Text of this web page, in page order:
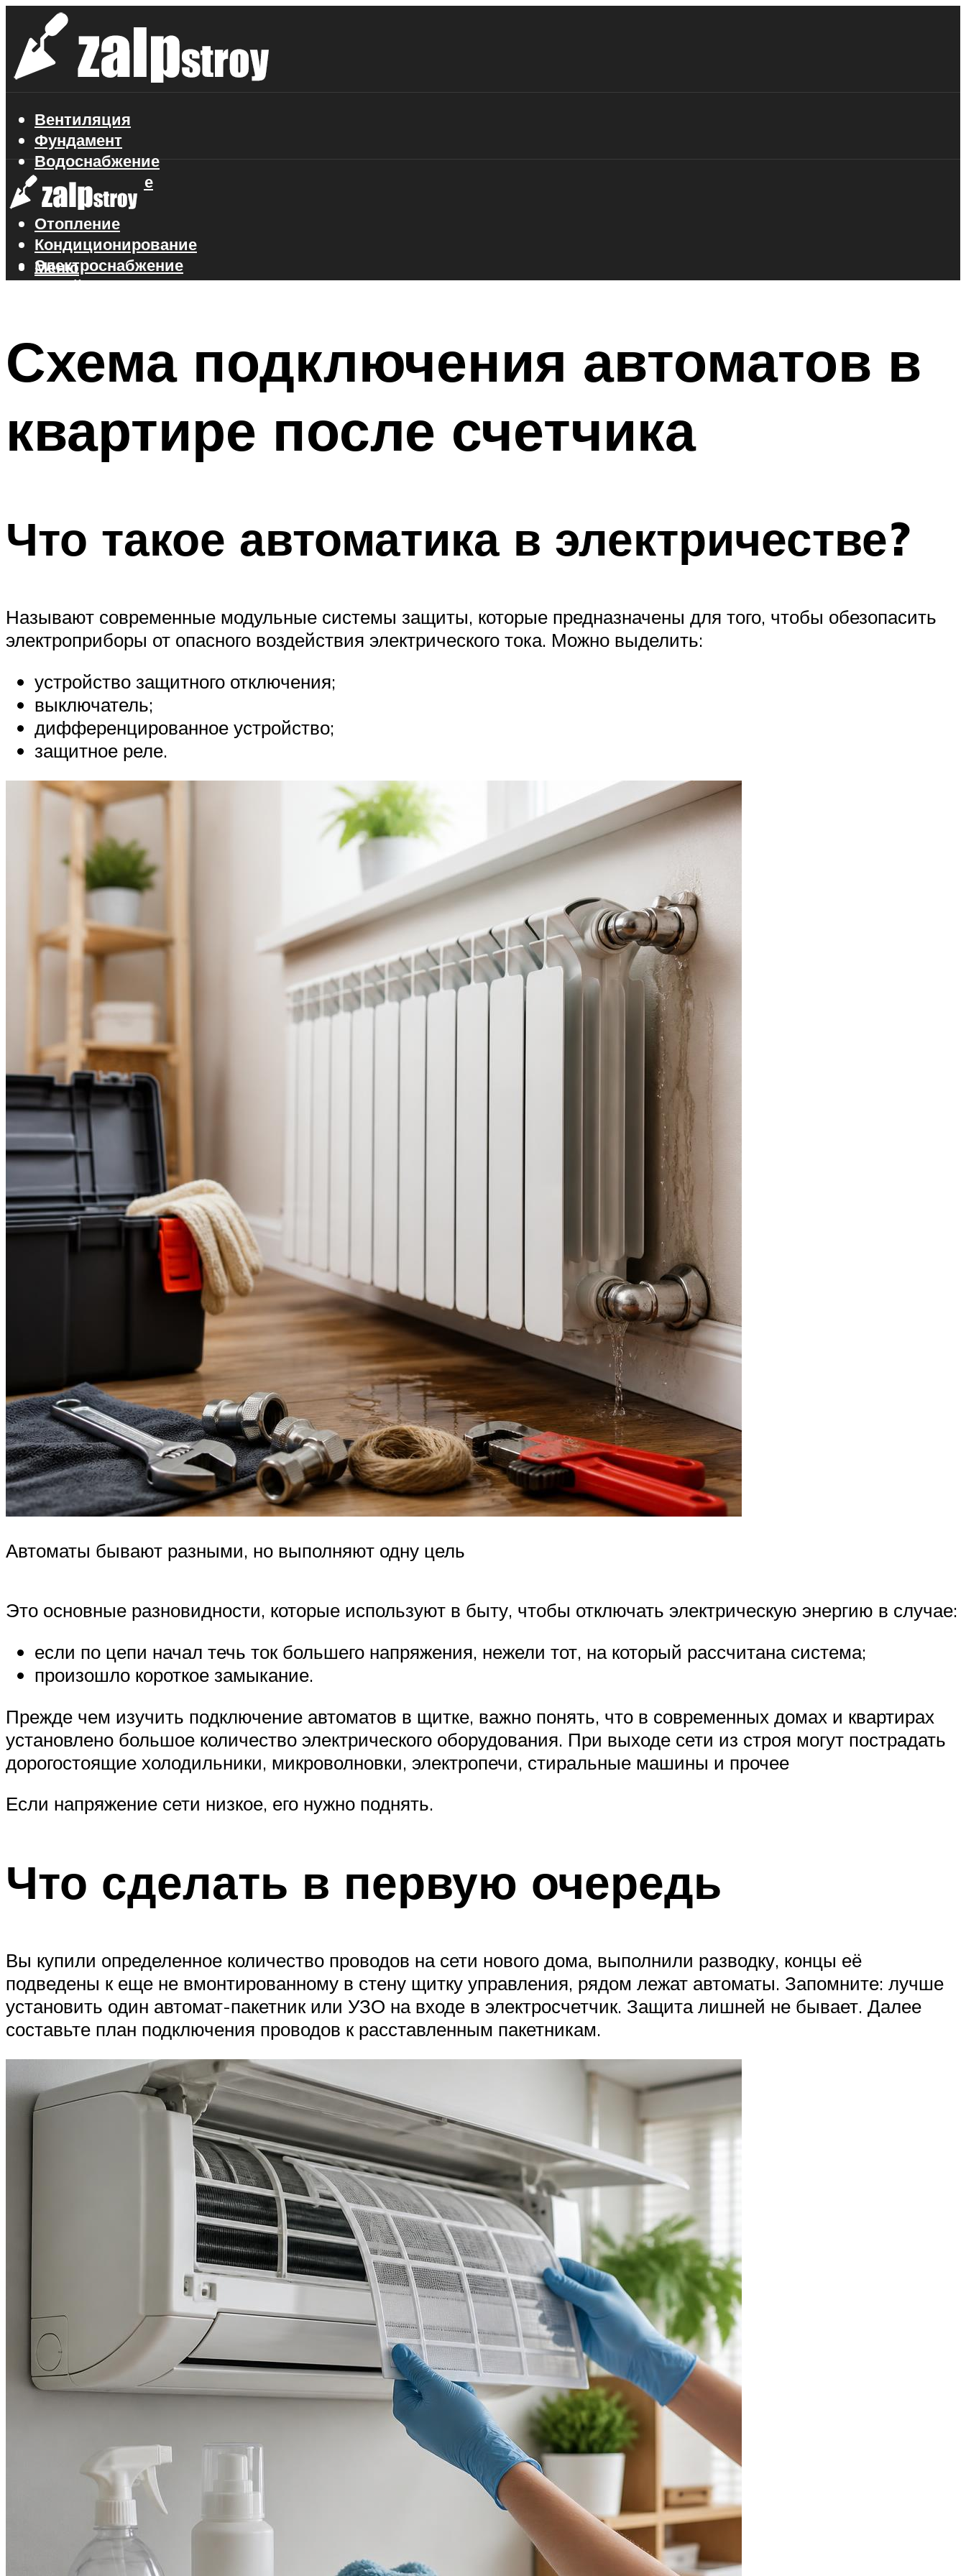
Вентиляция
Фундамент
Водоснабжение
Газоснабжение
Канализация
Отопление
Кондиционирование
Электроснабжение
Стройматериалы
Меню
Схема подключения автоматов в
квартире после счетчика
Что такое автоматика в электричестве?
Называют современные модульные системы защиты, которые предназначены для того, чтобы обезопасить
электроприборы от опасного воздействия электрического тока. Можно выделить:
устройство защитного отключения;
выключатель;
дифференцированное устройство;
защитное реле.
Автоматы бывают разными, но выполняют одну цель
Это основные разновидности, которые используют в быту, чтобы отключать электрическую энергию в случае:
если по цепи начал течь ток большего напряжения, нежели тот, на который рассчитана система;
произошло короткое замыкание.
Прежде чем изучить подключение автоматов в щитке, важно понять, что в современных домах и квартирах
установлено большое количество электрического оборудования. При выходе сети из строя могут пострадать
дорогостоящие холодильники, микроволновки, электропечи, стиральные машины и прочее
Если напряжение сети низкое, его нужно поднять.
Что сделать в первую очередь
Вы купили определенное количество проводов на сети нового дома, выполнили разводку, концы её
подведены к еще не вмонтированному в стену щитку управления, рядом лежат автоматы. Запомните: лучше
установить один автомат-пакетник или УЗО на входе в электросчетчик. Защита лишней не бывает. Далее
составьте план подключения проводов к расставленным пакетникам.